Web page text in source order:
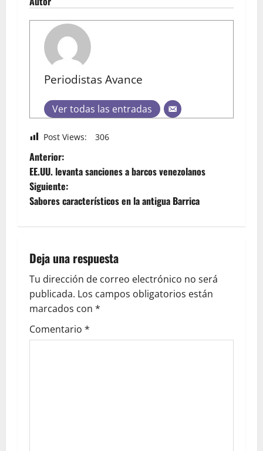
Periodistas Avance
Ver todas las entradas
Post Views: 306
Anterior:
EE.UU. levanta sanciones a barcos venezolanos
Siguiente:
Sabores característicos en la antigua Barrica
Deja una respuesta
Tu dirección de correo electrónico no será
publicada. Los campos obligatorios están
marcados con *
Comentario *